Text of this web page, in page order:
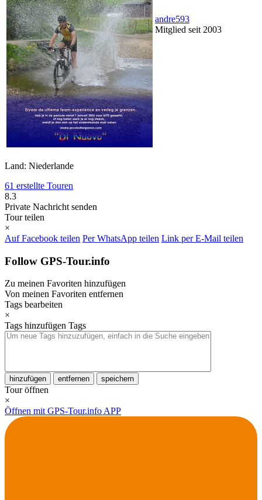
andre593
Mitglied seit 2003
Land: Niederlande
61 erstellte Touren
8.3
Private Nachricht senden
Tour teilen
×
Auf Facebook teilen Per WhatsApp teilen Link per E-Mail teilen
Follow GPS-Tour.info
Zu meinen Favoriten hinzufügen
Von meinen Favoriten entfernen
Tags bearbeiten
×
Tags hinzufügen Tags
hinzufügen entfernen speichern
Tour öffnen
×
Öffnen mit GPS-Tour.info APP